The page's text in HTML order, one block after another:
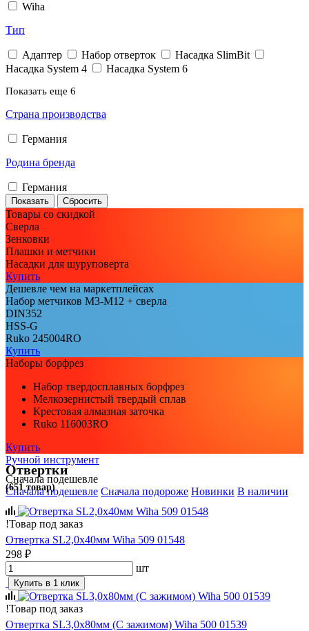
Wiha
Тип
Адаптер Набор отверток
Насадка SlimBit
Насадка System 4
Насадка System 6
Показать еще 6
Страна производства
Германия
Родина бренда
Германия
Товары со скидкой
Сверла
Зенковки
Плашки и метчики
Насадки для шуруповерта
Купить
Дешевле чем на маркетплейсах
Набор метчиков М3-М12 + сверла
DIN352
HSS-G
Ruko 245004RO
Купить
Наборы борфрез
Набор твердосплавных борфрез
Мелкозернистый твердый сплав
Крестовая алмазная заточка
Ruko 116003RO
Купить
Ручной инструмент
Сначала подешевле
Сначала подешевле Сначала подороже Новинки В наличии
Отвертки
(651 товар)
!Товар под заказ
Отвертка SL2,0х40мм Wiha 509 01548
298 ₽
шт
Купить в 1 клик
!Товар под заказ
Отвертка SL3,0х80мм (C зажимом) Wiha 500 01539